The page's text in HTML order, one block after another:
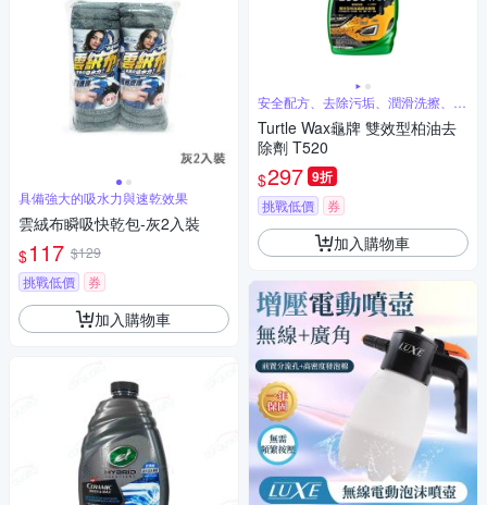
具備強大的吸水力與速乾效果
雲絨布瞬吸快乾包-灰2入裝
$117 $129
挑戰低價
券
加入購物車
安全配方、去除污垢、潤滑洗擦、減
少刺鼻
Turtle Wax龜牌 雙效型柏油去
除劑 T520
$297 9折
挑戰低價 券
加入購物車